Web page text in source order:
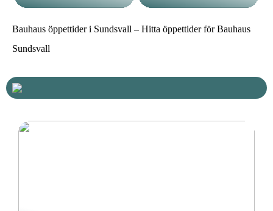
Bauhaus öppettider i Sundsvall – Hitta öppettider för Bauhaus
Sundsvall